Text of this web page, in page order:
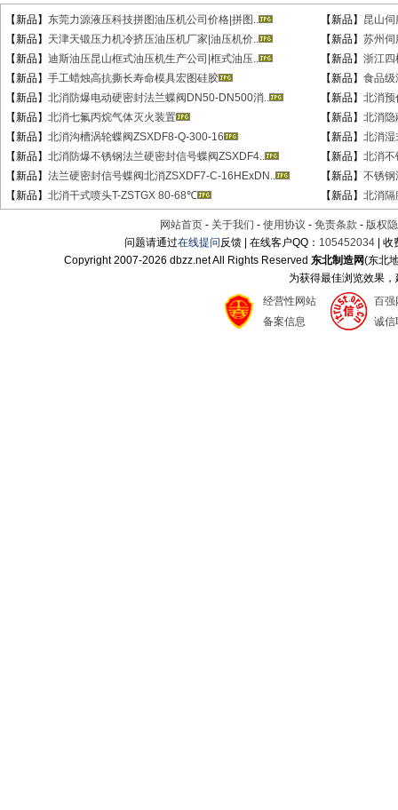
【新品】 东莞力源液压科技拼图油压机公司价格|拼图.. 【新品】 昆山
【新品】 天津天锻压力机冷挤压油压机厂家|油压机价.. 【新品】 苏州伺
【新品】 迪斯油压昆山框式油压机生产公司|框式油压.. 【新品】 浙江四
【新品】 手工蜡烛高抗撕长寿命模具宏图硅胶 【新品】 食品级
【新品】 北消防爆电动硬密封法兰蝶阀DN50-DN500消.. 【新品】 北消预
【新品】 北消七氟丙烷气体灭火装置 【新品】 北消
【新品】 北消沟槽涡轮蝶阀ZSXDF8-Q-300-16 【新品】 北消湿
【新品】 北消防爆不锈钢法兰硬密封信号蝶阀ZSXDF4.. 【新品】 北消不
【新品】 法兰硬密封信号蝶阀北消ZSXDF7-C-16HExDN.. 【新品】 不锈钢
【新品】 北消干式喷头T-ZSTGX 80-68℃ 【新品】 北消
网站首页 - 关于我们 - 使用协议 - 免责条款 - 版权
问题请通过在线提问反馈 | 在线客户QQ： 105452034 |
Copyright 2007-2026 dbzz.net All Rights Reserved东北制造网(东北
为获得最佳浏览效果
经营性网站
备案信息
百强
诚信